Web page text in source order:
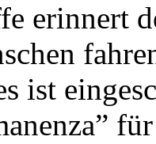
erinnert
ist